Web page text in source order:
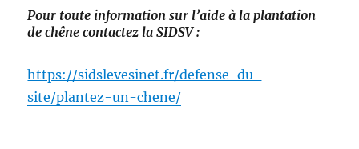
Pour toute information sur l’aide à la plantation
de chêne contactez la SIDSV :
https://sidslevesinet.fr/defense-du-
site/plantez-un-chene/